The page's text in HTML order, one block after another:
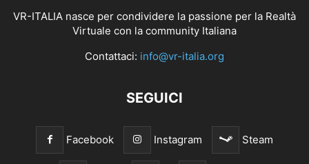
VR-ITALIA nasce per condividere la passione per la Realtà
Virtuale con la community Italiana
Contattaci: info@vr-italia.org
SEGUICI
Facebook Instagram Steam